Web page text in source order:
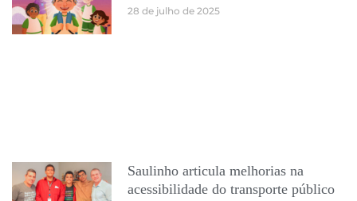
28 de julho de 2025
Saulinho articula melhorias na
acessibilidade do transporte público